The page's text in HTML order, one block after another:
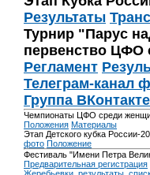
Результаты
Турнир "Парус
первенство ЦФО
Регламент
Телеграм-канал
Группа
Чемпионаты ЦФО среди
Положения Материалы
Этап Детского кубка России-
фото Положение
Фестиваль "Имени Петра
Предварительная регистрация